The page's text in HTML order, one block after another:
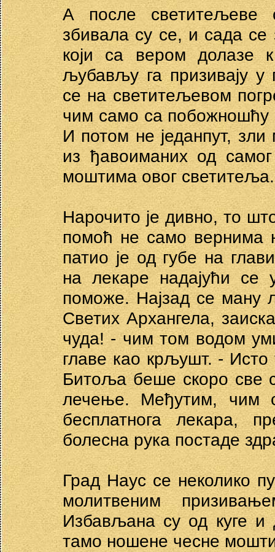
А после светитељеве
збивала су се, и сада се
који са вером
љубављу га призивају
се на светитељевом
чим само са побожношћу
И потом не једанпут,
из ђавоиманих од
моштима овог светитеља.
Нарочито је дивно, то
помоћ не само вернима
патио је од губе на
на лекаре надајући
поможе. Најзад се ману
Светих Архангела,
чуда! - чим том водом
главе као крљушт. - Исто
Битоља беше скоро све
лечење. Међутим, чим
бесплатнога лекара,
болесна рука постаде
Град Наус се неколико
молитвеним
Избављана су од куге и
тамо ношене чесне